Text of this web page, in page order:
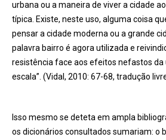
urbana ou a maneira de viver a cidade
típica. Existe, neste uso, alguma coisa
pensar a cidade moderna ou a grande
palavra bairro é agora utilizada e
resistência face aos efeitos nefastos da
escala”. (Vidal, 2010: 67-68, tradução
Isso mesmo se deteta em ampla
os dicionários consultados sumariam: o